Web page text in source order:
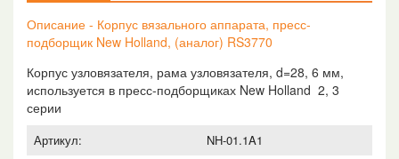
(аналог)
RS3770
Описание - Корпус вязального аппарата, пресс-
подборщик New Holland, (аналог) RS3770
Корпус узловязателя, рама узловязателя, d=28, 6 мм,
используется в пресс-подборщиках New Holland 2, 3
серии
Артикул:
NH-01.1A1